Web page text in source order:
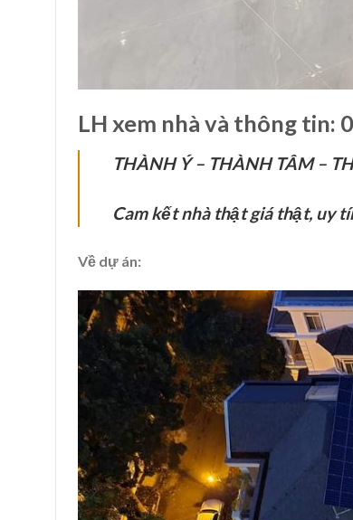
LH xem nhà và thông tin:
THÀNH Ý – THÀNH TÂM –
Cam kết nhà thật giá thật, uy
Về dự án: